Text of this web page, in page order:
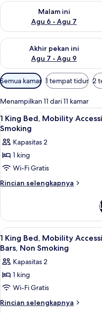
Malam ini
Agu 6 - Agu 7
Periksa ketersediaan untuk
Akhir pekan ini
Agu 7 - Agu 9
Periksa ketersediaan untuk
Filter
tersedia
untuk
kamar
Semua kamar 1 tempat tidur 2
Menampilkan 11 dari 11 kamar
Lihat
semua
foto
untuk
1
King
Bed,
Room,
Roll-
In
Shower,
Non-
Smoking
7
1 King Bed, Mobility
Smoking
Kapasitas 2
1 king
Wi-Fi Gratis
Rincian selengkapnya
Rincian
1
King
Bed,
Mobility
Accessible
Room,
Roll-
Shower,
Non-
Smoking
Lihat
semua
foto
untuk
1
King
Bed,
6
1 King Bed, Mobility
Bars, Non Smoking
Kapasitas 2
1 king
Wi-Fi Gratis
Rincian selengkapnya
Rincian